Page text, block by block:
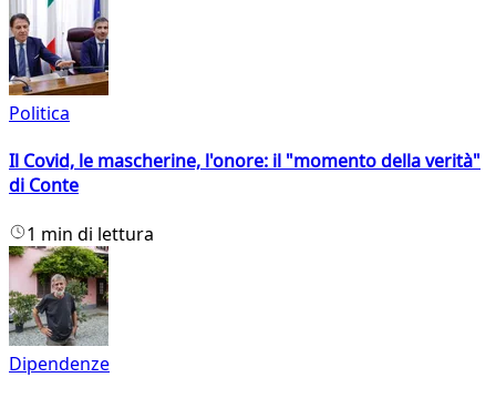
Politica
Il Covid, le mascherine, l'onore: il "momento della verità"
di Conte
1 min di lettura
Dipendenze